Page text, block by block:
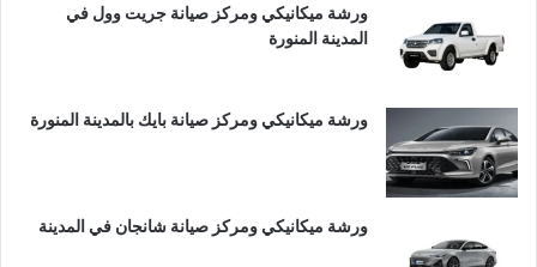
ورشة ميكانيكي ومركز صيانة جريت وول في
المدينة المنورة
ورشة ميكانيكي ومركز صيانة بايك بالمدينة المنورة
ورشة ميكانيكي ومركز صيانة شانجان في المدينة